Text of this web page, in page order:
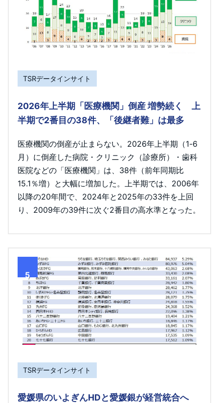
TSRデータインサイト
2026年上半期「医療機関」倒産 増勢続く 上
半期で2番目の38件、「後継者難」は最多
医療機関の倒産が止まらない。2026年上半期（1-6
月）に倒産した病院・クリニック（診療所）・歯科
医院などの「医療機関」は、38件（前年同期比
15.1％増）と大幅に増加した。上半期では、2006年
以降の20年間で、2024年と2025年の33件を上回
り、2009年の39件に次ぐ2番目の高水準となった。
5
TSRデータインサイト
愛媛県のいよぎんHDと愛媛銀が経営統合へ